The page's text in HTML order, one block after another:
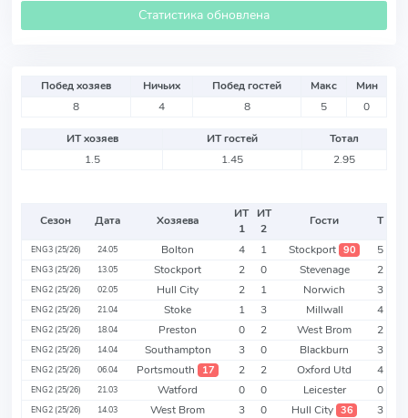
Статистика обновлена
Побед хозяев Ничьих Побед гостей Макс
Мин
8
4 8 5 0
ИТ хозяев ИТ гостей
Тотал
1.5
1.45 2.95
Сезон Дата Хозяева
ИТ
1
ИТ
2
Гости Т
ENG3 (25/26) 24.05 Bolton 4 1 Stockport 90 5
ENG3 (25/26) 13.05 Stockport 2 0 Stevenage 2
ENG2 (25/26) 02.05 Hull City 2 1 Norwich 3
ENG2 (25/26) 21.04 Stoke 1 3 Millwall 4
ENG2 (25/26) 18.04 Preston 0 2 West Brom 2
ENG2 (25/26) 14.04 Southampton 3 0 Blackburn 3
ENG2 (25/26) 06.04 Portsmouth 17 2 2 Oxford Utd 4
ENG2 (25/26) 21.03 Watford 0 0 Leicester 0
ENG2 (25/26) 14.03 West Brom 3 0 Hull City 36 3